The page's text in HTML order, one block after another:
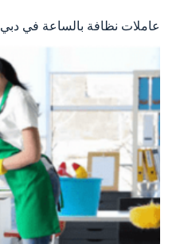
عاملات نظافة بالساعة في دبي